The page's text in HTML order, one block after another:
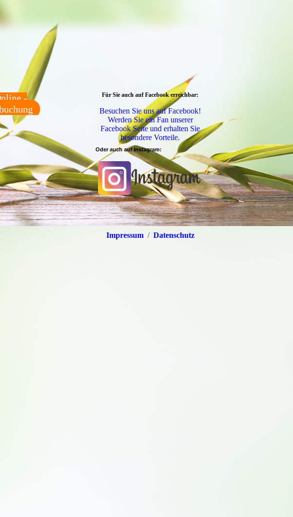
-
Für Sie auch auf Facebook erreichbar:
Besuchen Sie uns auf Facebook!
Werden Sie ein Fan unserer
Facebook Seite und erhalten Sie
besondere Vorteile.
Oder auch auf Instagram:
Impressum/ Datenschutz